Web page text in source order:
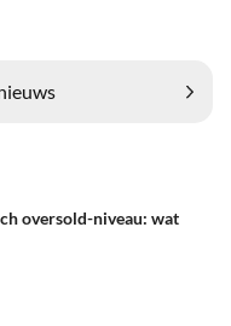
oversold-niveau: wat